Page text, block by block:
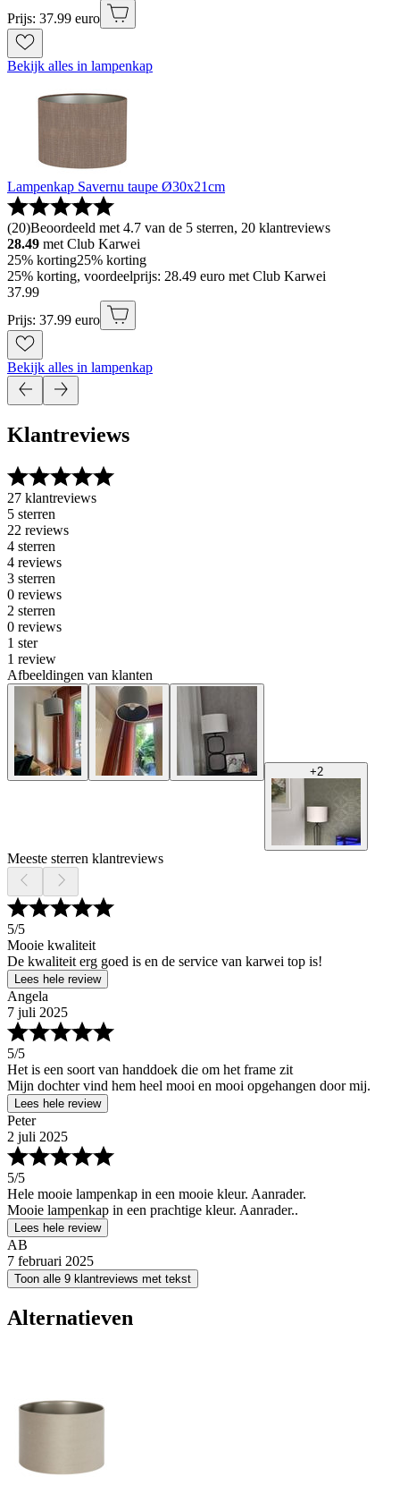
Prijs: 37.99 euro
Bekijk alles in lampenkap
Lampenkap Savernu taupe Ø30x21cm
(20)Beoordeeld met 4.7 van de 5 sterren, 20 klantreviews
28.49 met Club Karwei
25% korting25% korting
25% korting, voordeelprijs: 28.49 euro met Club Karwei
37.99
Prijs: 37.99 euro
Bekijk alles in lampenkap
Klantreviews
27 klantreviews
5 sterren
22 reviews
4 sterren
4 reviews
3 sterren
0 reviews
2 sterren
0 reviews
1 ster
1 review
Afbeeldingen van klanten
+2
Meeste sterren klantreviews
5/5
Mooie kwaliteit
De kwaliteit erg goed is en de service van karwei top is!
Lees hele review
Angela
7 juli 2025
5/5
Het is een soort van handdoek die om het frame zit
Mijn dochter vind hem heel mooi en mooi opgehangen door mij.
Lees hele review
Peter
2 juli 2025
5/5
Hele mooie lampenkap in een mooie kleur. Aanrader.
Mooie lampenkap in een prachtige kleur. Aanrader..
Lees hele review
AB
7 februari 2025
Toon alle 9 klantreviews met tekst
Alternatieven